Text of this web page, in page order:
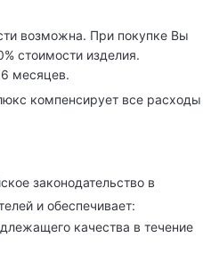
возможна. При покупке Вы
стоимости изделия.
месяцев.
компенсирует все расходы
законодательство в
и обеспечивает:
качества в течение